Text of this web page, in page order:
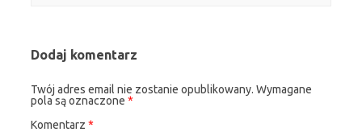
Dodaj komentarz
Twój adres email nie zostanie opublikowany. Wymagane
pola są oznaczone *
Komentarz *